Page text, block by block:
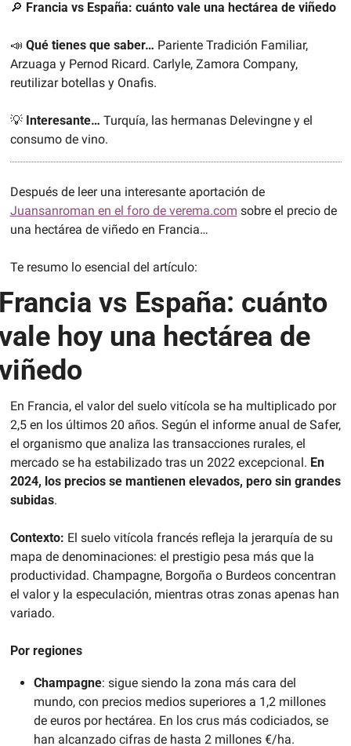
🔎 Francia vs España: cuánto vale una hectárea de viñedo
📣 Qué tienes que saber… Pariente Tradición Familiar,
Arzuaga y Pernod Ricard. Carlyle, Zamora Company,
reutilizar botellas y Onafis.
💡 Interesante… Turquía, las hermanas Delevingne y el
consumo de vino.
Después de leer una interesante aportación de
Juansanroman en el foro de verema.com sobre el precio de
una hectárea de viñedo en Francia…
Te resumo lo esencial del artículo:
vs España: cuánto
hoy una hectárea de
En Francia, el valor del suelo vitícola se ha multiplicado por
2,5 en los últimos 20 años. Según el informe anual de Safer,
el organismo que analiza las transacciones rurales, el
mercado se ha estabilizado tras un 2022 excepcional. En
2024, los precios se mantienen elevados, pero sin grandes
subidas.
Contexto: El suelo vitícola francés refleja la jerarquía de su
mapa de denominaciones: el prestigio pesa más que la
productividad. Champagne, Borgoña o Burdeos concentran
el valor y la especulación, mientras otras zonas apenas han
variado.
Por regiones
Champagne: sigue siendo la zona más cara del
mundo, con precios medios superiores a 1,2 millones
de euros por hectárea. En los crus más codiciados, se
han alcanzado cifras de hasta 2 millones €/ha.